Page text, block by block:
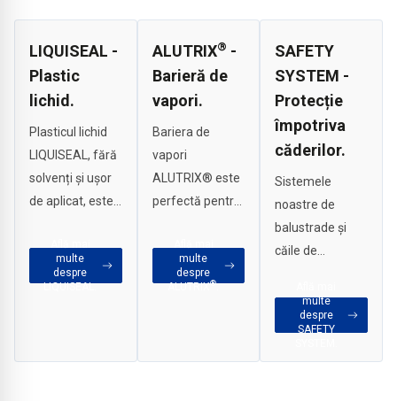
LIQUISEAL -
Plastic
lichid.
Plasticul lichid
LIQUISEAL, fără
solvenți și ușor
de aplicat, este
ideală pentru
sistemele
HERTALAN®.
multe
despre
LIQUISEAL.
ALUTRIX® -
Barieră de
vapori.
Bariera de
vapori
ALUTRIX® este
perfectă pentru
rapidă și
economică în
sau pentru
multe
despre
ALUTRIX®.
SAFETY
SYSTEM -
Protecție
împotriva
căderilor.
Sistemele
noastre de
balustrade și
căile de
o protecție
sigură și fiabilă
căderilor, chiar și
multe
despre
SAFETY